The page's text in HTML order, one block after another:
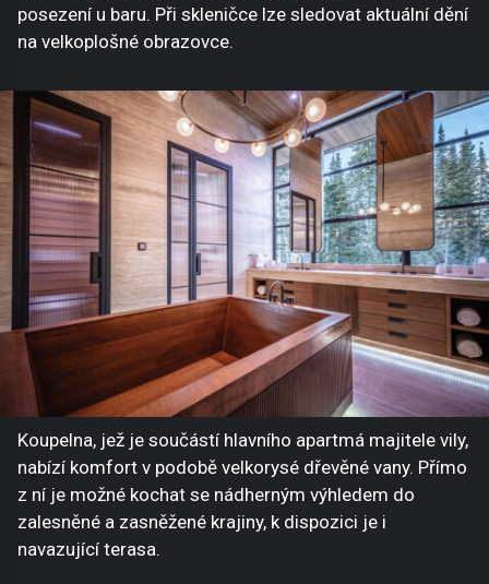
posezení u baru. Při skleničce lze sledovat aktuální dění
na velkoplošné obrazovce.
Koupelna, jež je součástí hlavního apartmá majitele vily,
nabízí komfort v podobě velkorysé dřevěné vany. Přímo
z ní je možné kochat se nádherným výhledem do
zalesněné a zasněžené krajiny, k dispozici je i
navazující terasa.